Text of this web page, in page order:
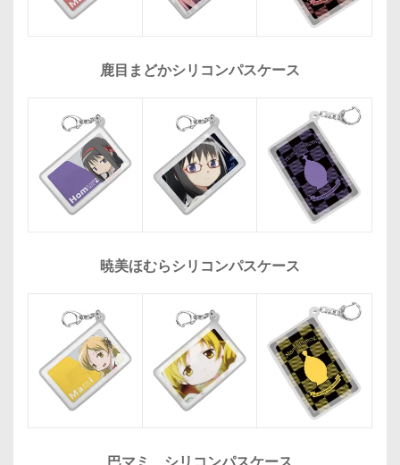
鹿目まどかシリコンパスケース
暁美ほむらシリコンパスケース